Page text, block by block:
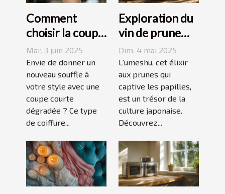
Comment
choisir la coupe
courte
dégradée
parfaite pour
votre visage
Mar. 3 juin 2025
Envie de donner un
nouveau souffle à
votre style avec une
coupe courte
dégradée ? Ce type
de coiffure...
Exploration du
vin de prune
umeshu :
origines,
saveurs et
accords
Dim. 4 mai 2025
L'umeshu, cet élixir
aux prunes qui
captive les papilles,
est un trésor de la
culture japonaise.
Découvrez...